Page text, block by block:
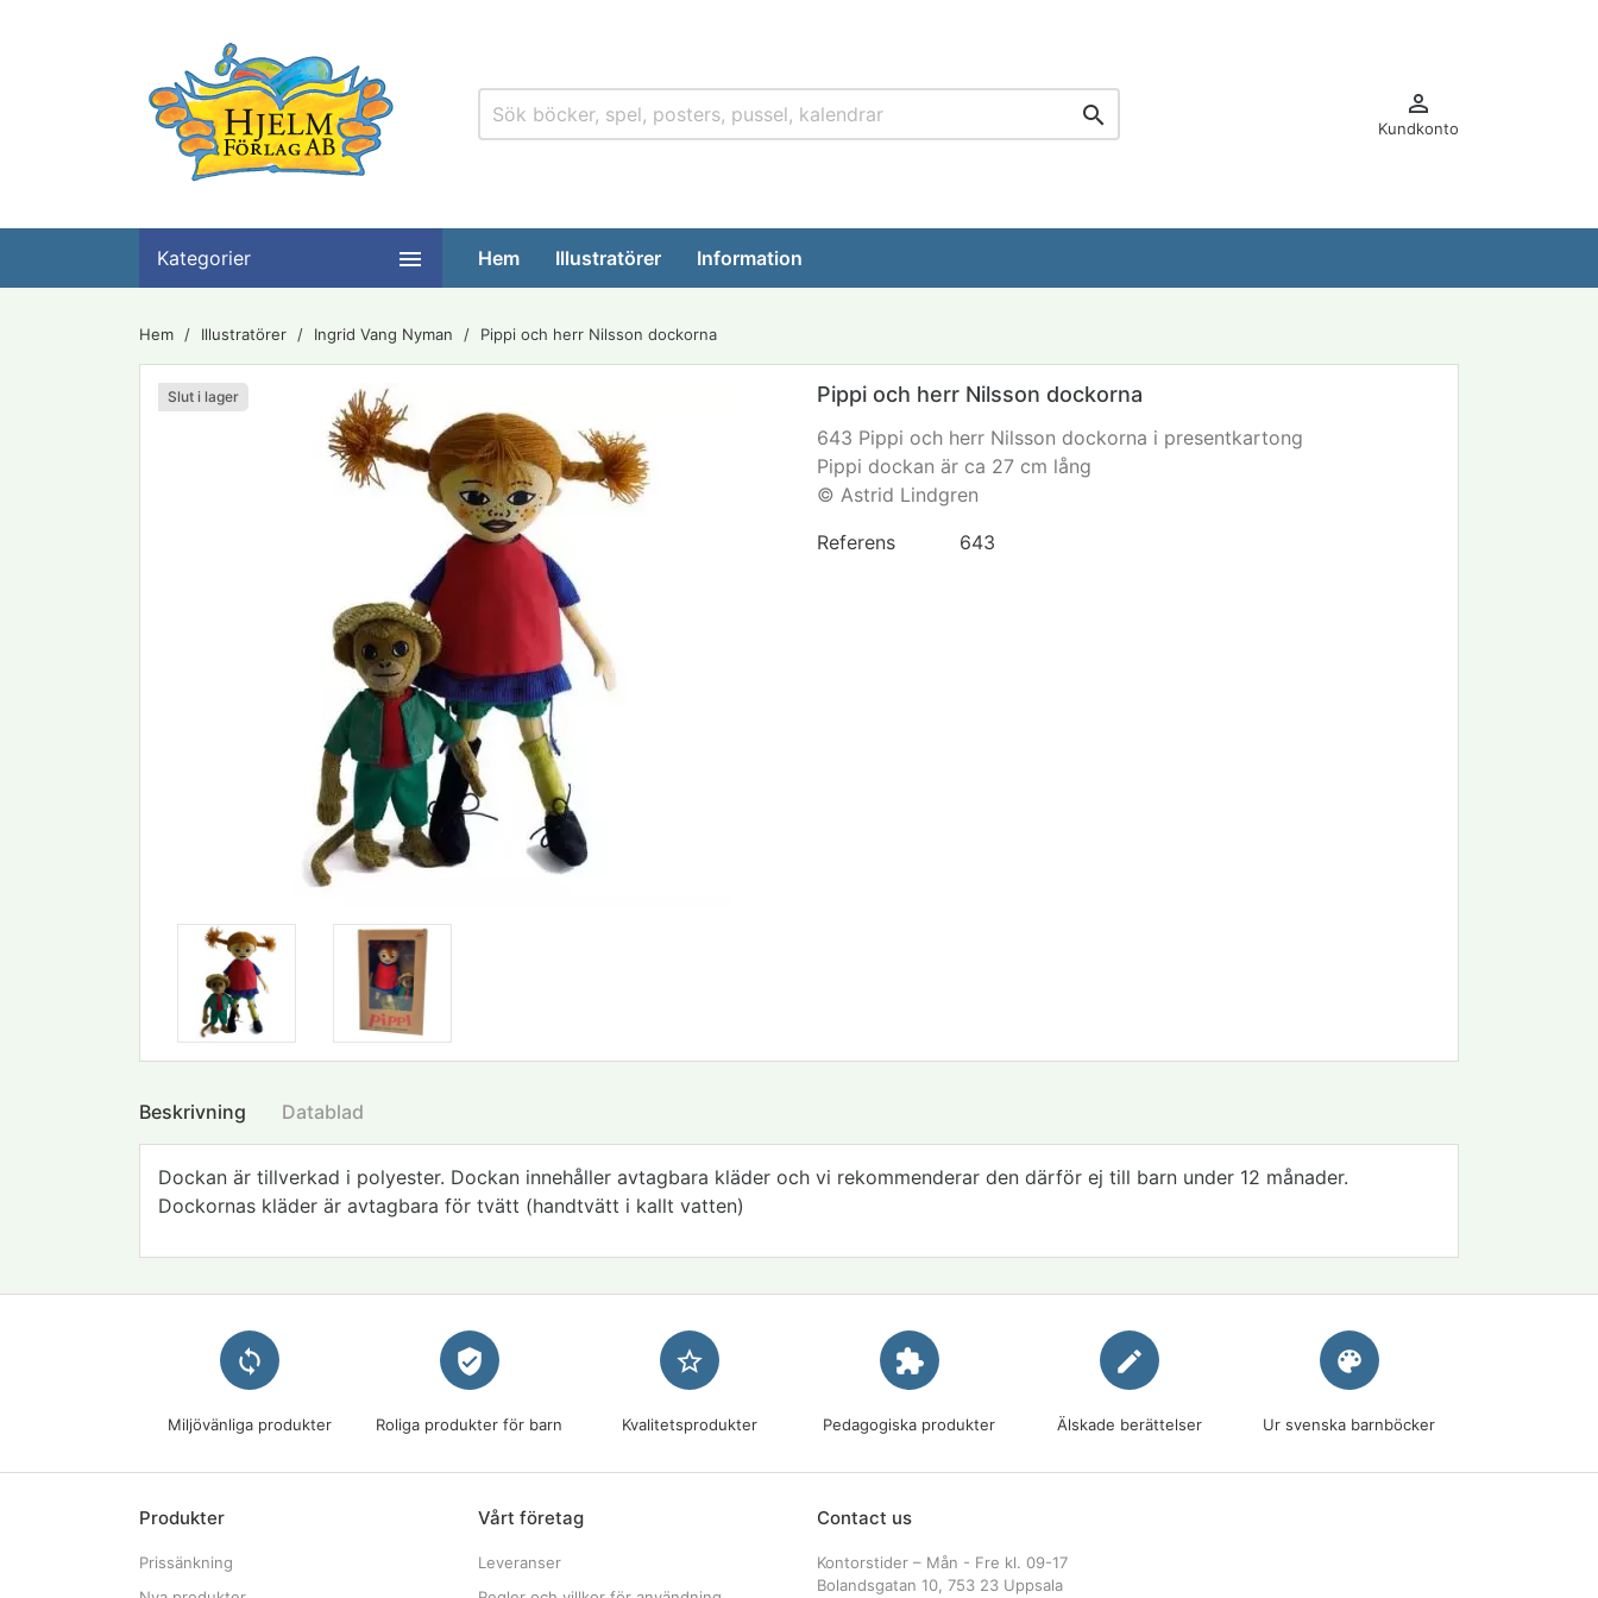
 
Kundkonto
Kategorier  Hem Illustratörer Information
Hem Illustratörer Ingrid Vang Nyman Pippi och herr Nilsson dockorna
Slut i lager Pippi och herr Nilsson dockorna
643 Pippi och herr Nilsson dockorna i presentkartong
Pippi dockan är ca 27 cm lång
© Astrid Lindgren
Referens
643
Beskrivning Datablad
Dockan är tillverkad i polyester. Dockan innehåller avtagbara kläder och vi rekommenderar den därför ej till barn under 12 månader.
Dockornas kläder är avtagbara för tvätt (handtvätt i kallt vatten)
loop
Miljövänliga produkter
verified_user
Roliga produkter för barn
star_border
Kvalitetsprodukter
extension
Pedagogiska produkter
edit
Älskade berättelser
palette
Ur svenska barnböcker
Produkter
Prissänkning
Vårt företag
Leveranser
Contact us
Kontorstider – Mån - Fre kl. 09-17
Bolandsgatan 10, 753 23 Uppsala